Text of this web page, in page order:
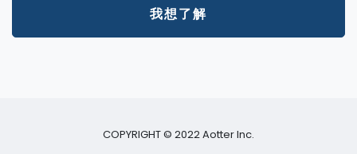
我想了解
COPYRIGHT © 2022 Aotter Inc.